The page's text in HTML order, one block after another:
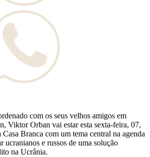
com os seus velhos amigos em
Viktor Orban vai estar esta sexta-feira, 07,
Branca com um tema central na agenda
ucranianos e russos de uma solução
na Ucrânia.